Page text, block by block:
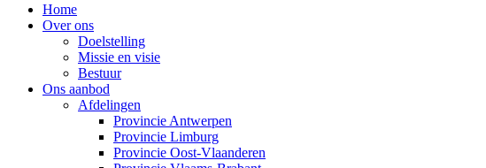
Home
Over ons
Doelstelling
Missie en visie
Bestuur
Ons aanbod
Afdelingen
Provincie Antwerpen
Provincie Limburg
Provincie Oost-Vlaanderen